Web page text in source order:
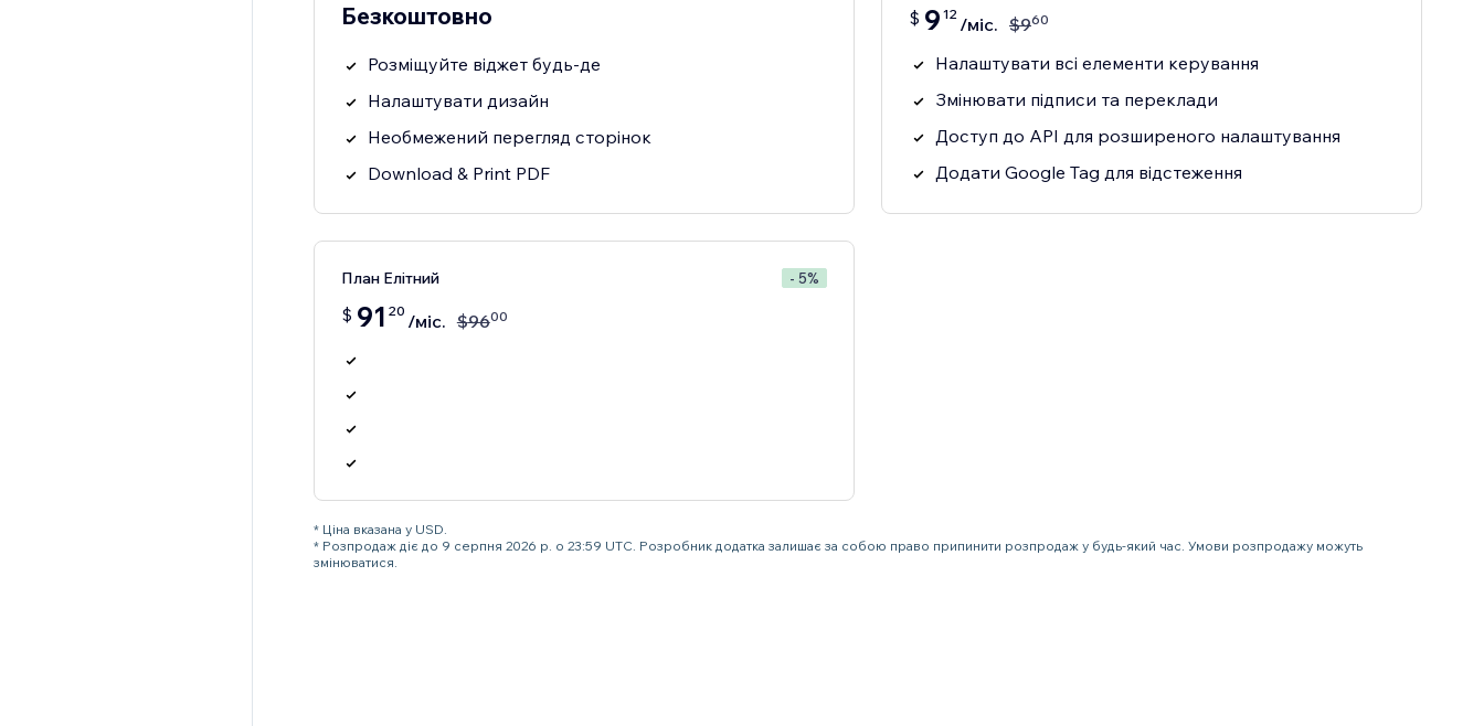
Безкоштовно
Розміщуйте віджет будь-де
Налаштувати дизайн
Необмежений перегляд сторінок
Download & Print PDF
$ 9 12 /міс. $960
Налаштувати всі елементи керування
Змінювати підписи та переклади
Доступ до API для розширеного налаштування
Додати Google Tag для відстеження
План Елітний - 5%
$ 91 20 /міс. $9600
* Ціна вказана у USD.
* Розпродаж діє до 9 серпня 2026 р. о 23:59 UTC. Розробник додатка залишає за собою право припинити розпродаж у будь-який час. Умови розпродажу можуть
змінюватися.